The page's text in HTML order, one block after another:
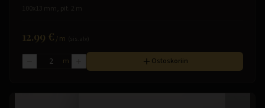
100x13 mm, pit. 2 m
12.99 € /m
m Ostoskoriin